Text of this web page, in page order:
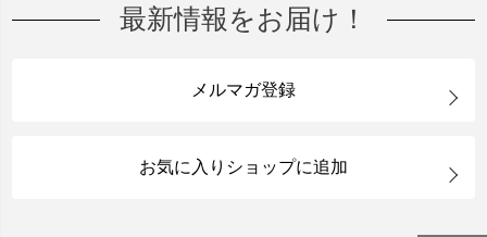
最新情報をお届け！
メルマガ登録
お気に入りショップに追加